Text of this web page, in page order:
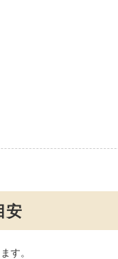
安
す。